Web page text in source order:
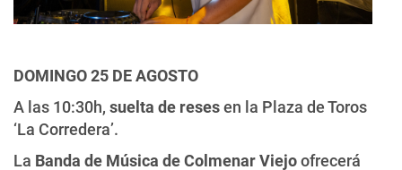
DOMINGO 25 DE AGOSTO
A las 10:30h, suelta de resesen la Plaza de Toros
‘La Corredera’.
La Banda de Música de Colmenar Viejoofrecerá